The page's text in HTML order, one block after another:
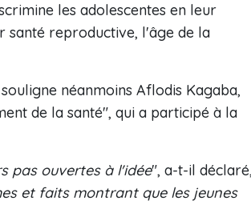
les adolescentes en leur
santé reproductive, l'âge de la
néanmoins Aflodis Kagaba,
de la santé", qui a participé à la
pas ouvertes à l'idée", a-t-il
et faits montrant que les jeunes